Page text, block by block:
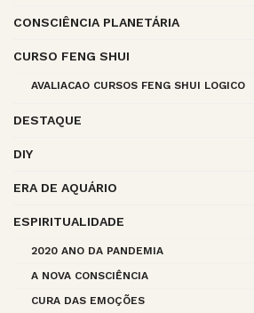
CONSCIÊNCIA PLANETÁRIA
CURSO FENG SHUI
AVALIACAO CURSOS FENG SHUI LOGICO
DESTAQUE
DIY
ERA DE AQUÁRIO
ESPIRITUALIDADE
2020 ANO DA PANDEMIA
A NOVA CONSCIÊNCIA
CURA DAS EMOÇÕES